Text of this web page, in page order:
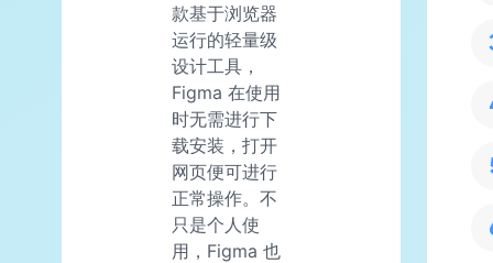
款基于浏览器
运行的轻量级
设计工具，
Figma 在使用
时无需进行下
载安装，打开
网页便可进行
正常操作。不
只是个人使
用，Figma 也